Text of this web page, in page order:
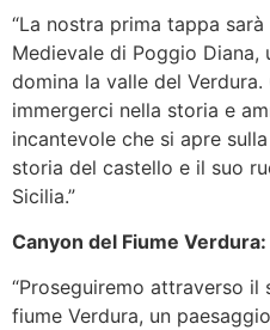
“La nostra prima tappa sarà
Medievale di Poggio Diana,
domina la valle del
immergerci nella storia e
incantevole che si apre
storia del castello e il suo
Sicilia.”
Canyon del Fiume
“Proseguiremo attraverso il
fiume Verdura, un